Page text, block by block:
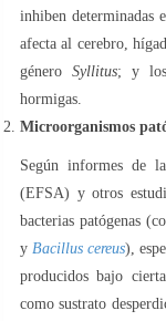
inhiben determinadas
afecta al cerebro,
género Syllitus; y los
hormigas.
Microorganismos
Según informes de la
(EFSA) y otros
bacterias patógenas
y Bacillus cereus),
producidos bajo
como sustrato